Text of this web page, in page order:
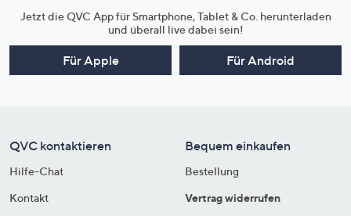
Jetzt die QVC App für Smartphone, Tablet & Co. herunterladen
und überall live dabei sein!
Für Apple Für Android
QVC kontaktieren
Hilfe-Chat
Kontakt
Bequem einkaufen
Bestellung
Vertrag widerrufen